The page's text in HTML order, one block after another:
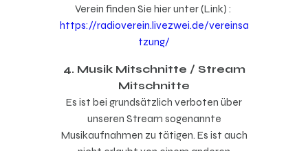
Verein finden Sie hier unter (Link) :
https://radioverein.livezwei.de/vereinsa
tzung/
4. Musik Mitschnitte / Stream
Mitschnitte
Es ist bei grundsätzlich verboten über
unseren Stream sogenannte
Musikaufnahmen zu tätigen. Es ist auch